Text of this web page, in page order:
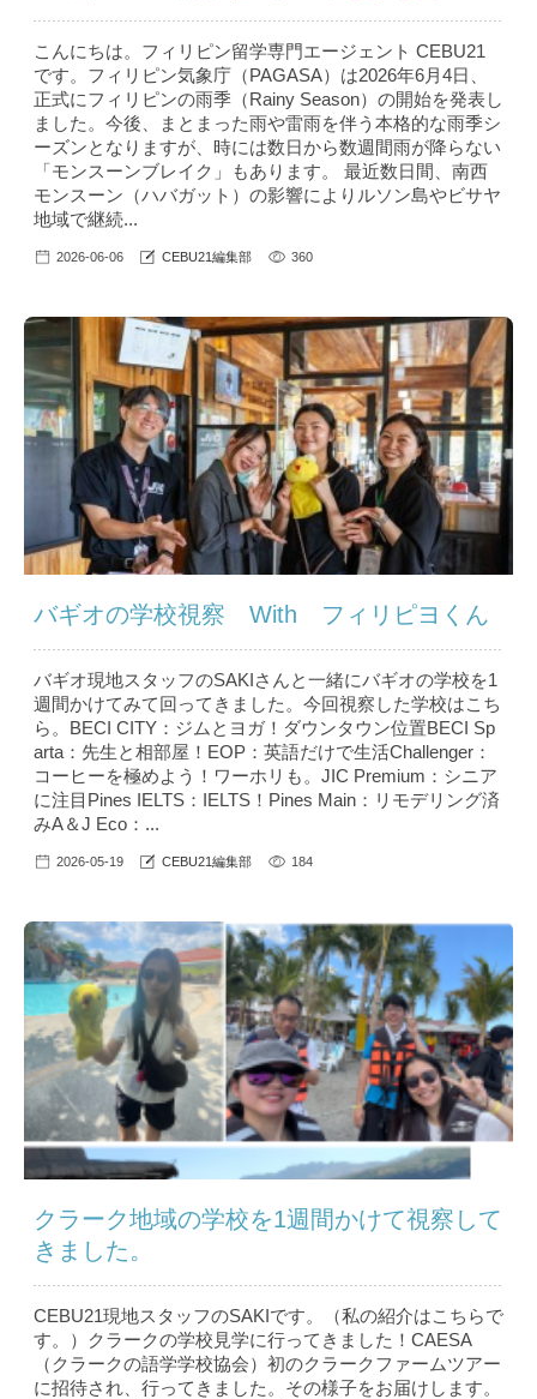
こんにちは。フィリピン留学専門エージェント CEBU21
です。フィリピン気象庁（PAGASA）は2026年6月4日、
正式にフィリピンの雨季（Rainy Season）の開始を発表し
ました。今後、まとまった雨や雷雨を伴う本格的な雨季シ
ーズンとなりますが、時には数日から数週間雨が降らない
「モンスーンブレイク」もあります。 最近数日間、南西
モンスーン（ハバガット）の影響によりルソン島やビサヤ
地域で継続...
2026-06-06 CEBU21編集部 360
バギオの学校視察 With フィリピヨくん
バギオ現地スタッフのSAKIさんと一緒にバギオの学校を1
週間かけてみて回ってきました。今回視察した学校はこち
ら。BECI CITY：ジムとヨガ！ダウンタウン位置BECI Sp
arta：先生と相部屋！EOP：英語だけで生活Challenger：
コーヒーを極めよう！ワーホリも。JIC Premium：シニア
に注目Pines IELTS：IELTS！Pines Main：リモデリング済
みA＆J Eco：...
2026-05-19 CEBU21編集部 184
クラーク地域の学校を1週間かけて視察して
きました。
CEBU21現地スタッフのSAKIです。（私の紹介はこちら で
す。）クラークの学校見学に行ってきました！CAESA
（クラークの語学学校協会）初のクラークファームツアー
に招待され、行ってきました。その様子をお届けします。